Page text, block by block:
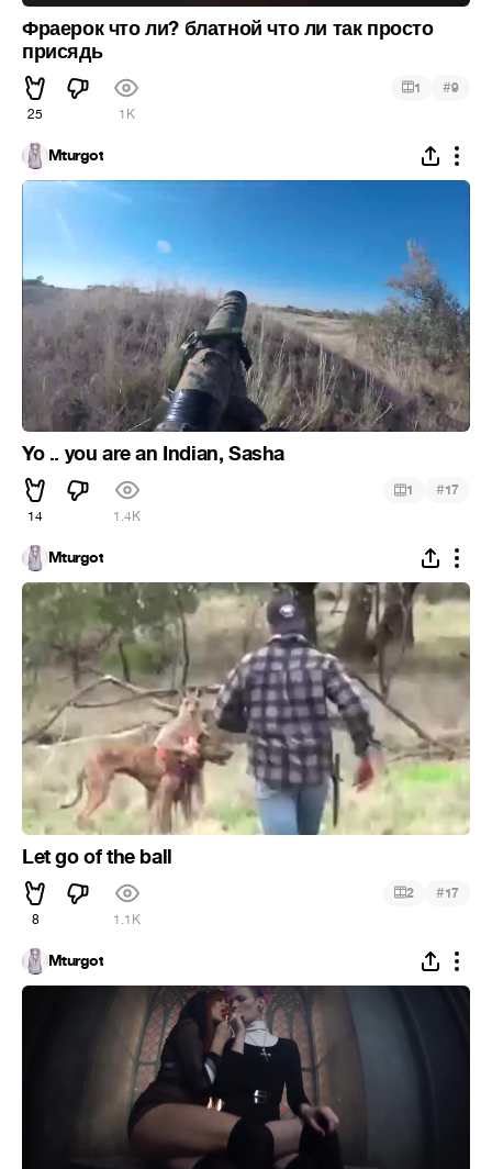
Фраерок что ли? блатной что ли так просто
присядь
25 1K
1 #9
Mturgot
Yo .. you are an Indian, Sasha
14 1.4K
1 #17
Mturgot
Let go of the ball
8 1.1K
2 #17
Mturgot